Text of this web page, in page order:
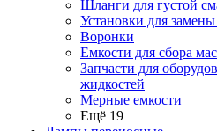
Шланги для густой
Установки для
Воронки
Емкости для сбора
Запчасти для
жидкостей
Мерные емкости
Ещё 19